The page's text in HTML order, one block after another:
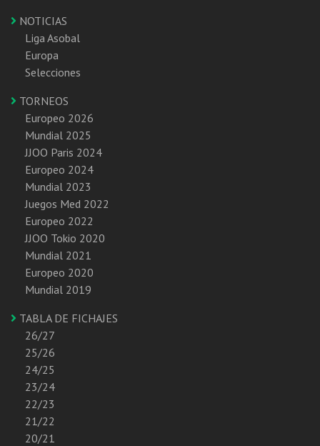
NOTICIAS
Liga Asobal
Europa
Selecciones
TORNEOS
Europeo 2026
Mundial 2025
JJOO Paris 2024
Europeo 2024
Mundial 2023
Juegos Med 2022
Europeo 2022
JJOO Tokio 2020
Mundial 2021
Europeo 2020
Mundial 2019
TABLA DE FICHAJES
26/27
25/26
24/25
23/24
22/23
21/22
20/21